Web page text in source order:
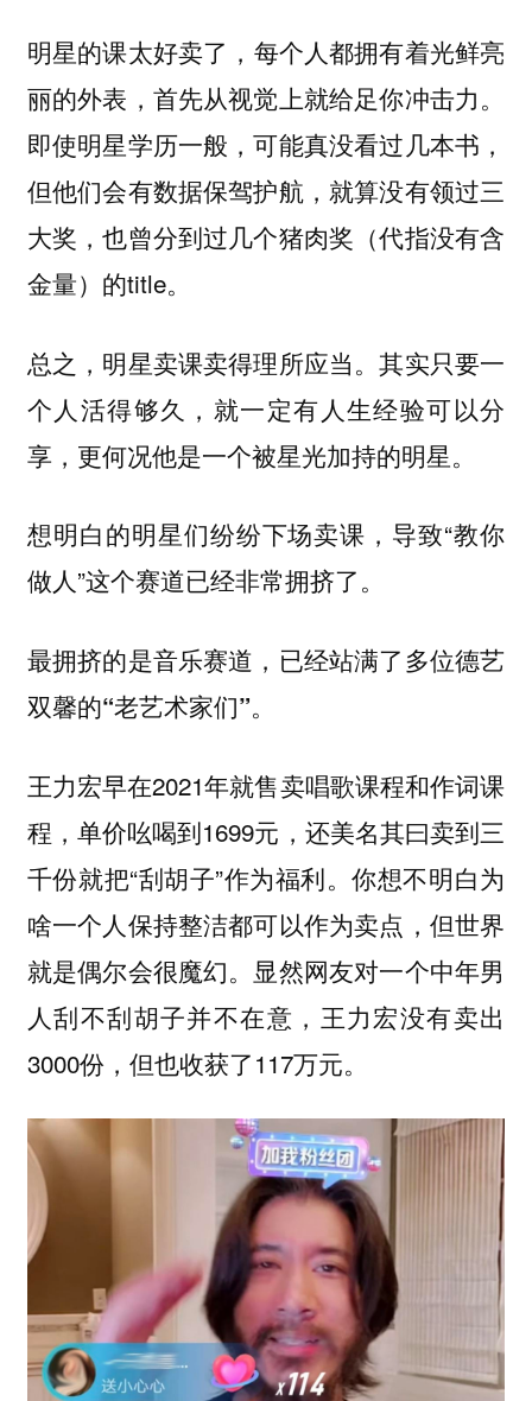
明星的课太好卖了 ，每个人都拥有着光鲜亮
丽的外表，首先从视觉上就给足你冲击力。
即使明星学历一般，可能真没看过几本书，
但他们会有数据保驾护航，就算没有领过三
大奖，也曾分到过几个猪肉奖（代指没有含
金量）的title。
总之，明星卖课卖得理所应当。其实只要一
个人活得够久，就一定有人生经验可以分
享，更何况他是一个被星光加持的明星。
想明白的明星们纷纷下场卖课，导致“教你
做人”这个赛道已经非常拥挤了。
最拥挤的是音乐赛道，已经站满了多位德艺
双馨的“老艺术家们”。
王力宏早在2021年就售卖唱歌课程和作词课
程，单价吆喝到1699元，还美名其曰卖到三
千份就把“刮胡子”作为福利。你想不明白为
啥一个人保持整洁都可以作为卖点，但世界
就是偶尔会很魔幻。显然网友对一个中年男
人刮不刮胡子并不在意，王力宏没有卖出
3000份，但也收获了117万元。